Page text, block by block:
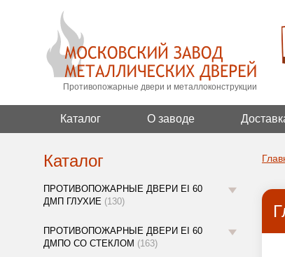
Противопожарные двери и металлоконструкции
Каталог О заводе
Каталог
ПРОТИВОПОЖАРНЫЕ ДВЕРИ EI 60
ДМП ГЛУХИЕ (130)
ПРОТИВОПОЖАРНЫЕ ДВЕРИ EI 60
ДМПО СО СТЕКЛОМ (163)